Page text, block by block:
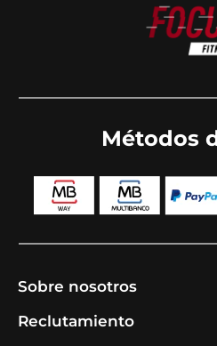
Métodos
Sobre nosotros
Reclutamiento